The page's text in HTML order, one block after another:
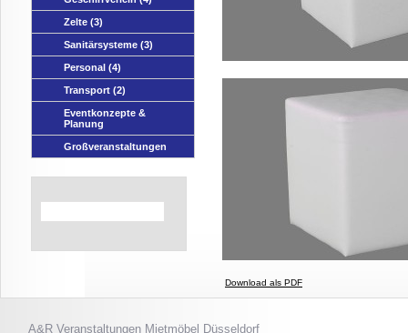
Zelte (3)
Sanitärsysteme (3)
Personal (4)
Transport (2)
Eventkonzepte &
Planung
Großveranstaltungen
Download als PDF
A&R Veranstaltungen Mietmöbel Düsseldorf